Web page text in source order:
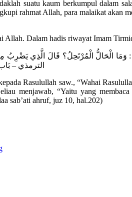
suatu kaum berkumpul dalam
rahmat Allah, para malaikat
Allah. Dalam hadis riwayat Imam
الترمذي – بَاب
Rasulullah saw., “Wahai
menjawab, “Yaitu yang
sab’ati ahruf, juz 10, hal.202)